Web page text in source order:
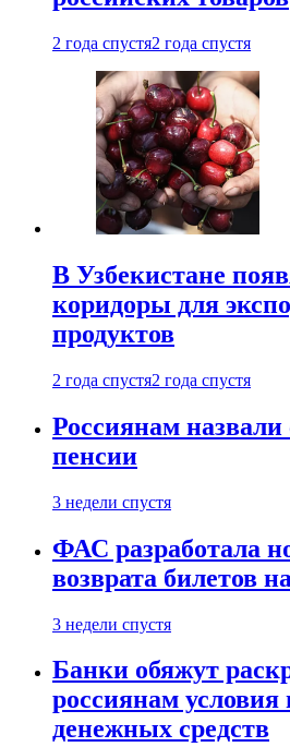
2 года спустя2 года спустя
В Узбекистане
коридоры для
продуктов
2 года спустя2 года спустя
Россиянам
пенсии
3 недели спустя
ФАС разработала
возврата билетов
3 недели спустя
Банки обяжут
россиянам условия
денежных средств